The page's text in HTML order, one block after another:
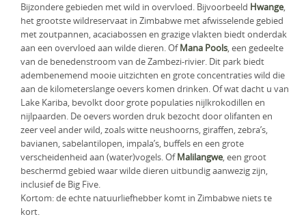
Bijzondere gebieden met wild in overvloed. Bijvoorbeeld Hwange,
het grootste wildreservaat in Zimbabwe met afwisselende gebied
met zoutpannen, acaciabossen en grazige vlakten biedt onderdak
aan een overvloed aan wilde dieren. OfMana Pools, een gedeelte
van de benedenstroom van de Zambezi-rivier. Dit park biedt
adembenemend mooie uitzichten en grote concentraties wild die
aan de kilometerslange oevers komen drinken. Of wat dacht u van
Lake Kariba, bevolkt door grote populaties nijlkrokodillen en
nijlpaarden. De oevers worden druk bezocht door olifanten en
zeer veel ander wild, zoals witte neushoorns, giraffen, zebra’s,
bavianen, sabelantilopen, impala’s, buffels en een grote
verscheidenheid aan (water)vogels. OfMalilangwe, een groot
beschermd gebied waar wilde dieren uitbundig aanwezig zijn,
inclusief de Big Five.
Kortom: de echte natuurliefhebber komt in Zimbabwe niets te
kort.